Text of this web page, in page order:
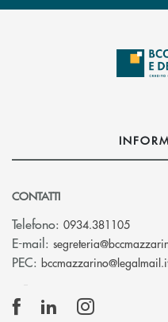
CONTATTI
Telefono: 0934.381105
E-mail:
PEC: